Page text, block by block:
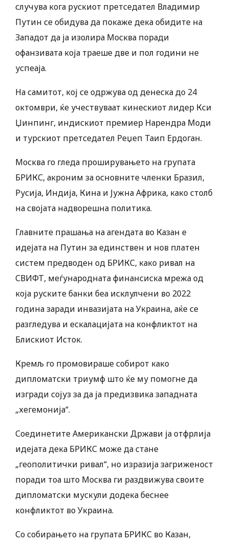
случува кога рускиот претседател Владимир
Путин се обидува да покаже дека обидите на
Западот да ја изолира Москва поради
офанзивата која траеше две и пол години не
успеаја.
На самитот, кој се одржува од денеска до 24
октомври, ќе учествуваат кинескиот лидер Кси
Џинпинг, индискиот премиер Нарендра Моди
и турскиот претседател Реџеп Таип Ердоган.
Москва го гледа проширувањето на групата
БРИКС, акроним за основните членки Бразил,
Русија, Индија, Кина и Јужна Африка, како столб
на својата надворешна политика.
Главните прашања на агендата во Казан е
идејата на Путин за единствен и нов платен
систем предводен од БРИКС, како ривал на
СВИФТ, меѓународната финансиска мрежа од
која руските банки беа исклулчени во 2022
година заради инвазијата на Украина, аќе се
разгледува и ескалацијата на конфликтот на
Блискиот Исток.
Кремљ го промовираше собирот како
дипломатски триумф што ќе му помогне да
изгради сојуз за да ја предизвика западната
„хегемонија“.
Соединетите Американски Држави ја отфрлија
идејата дека БРИКС може да стане
„геополитички ривал“, но изразија загриженост
поради тоа што Москва ги раздвижува своите
дипломатски мускули додека беснее
конфликтот во Украина.
Со собирањето на групата БРИКС во Казан,